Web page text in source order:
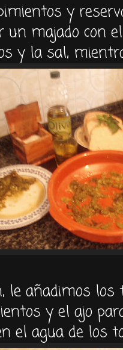
y
un majado con
y la sal,
le añadimos
y el ajo
el agua de los